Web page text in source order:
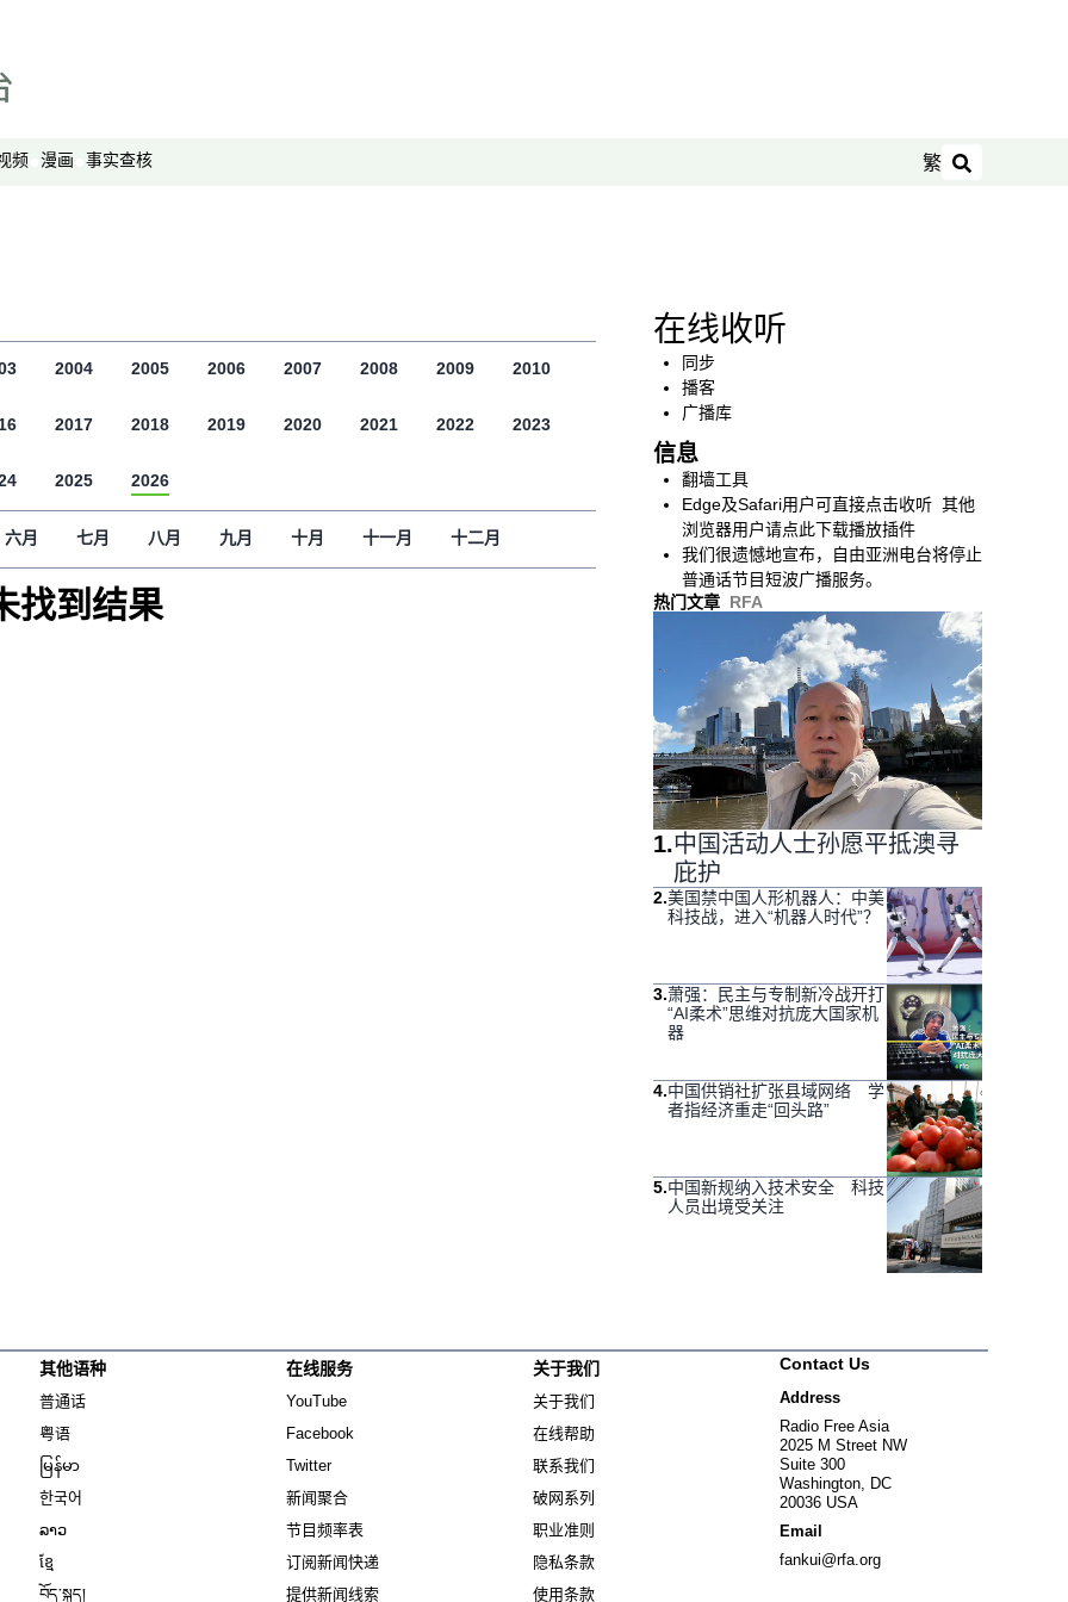
频 漫画 事实查核 繁
搜索
报导者时间
纵横大历史
解读新疆
财经时时听
2004 2005 2006 2007 2008 2009 2010
2017 2018 2019 2020 2021 2022 2023
2025 2026
六月 七月 八月 九月 十月 十一月 十二月
找到结果
在线收听
同步
播客
广播库
信息
翻墙工具
Edge及Safari用户可直接点击收听 其他
浏览器用户请点此下载播放插件
我们很遗憾地宣布，自由亚洲电台将停止
普通话节目短波广播服务。
热门文章 RFA
1.中国活动人士孙愿平抵澳寻
庇护
2.美国禁中国人形机器人：中美
科技战，进入“机器人时代”？
3.萧强：民主与专制新冷战开打
“AI柔术”思维对抗庞大国家机
器
4.中国供销社扩张县域网络 学
者指经济重走“回头路”
5.中国新规纳入技术安全 科技
人员出境受关注
其他语种
普通话
粤语
မြန်မာ
한국어
ລາວ
ខ្មែ
བོད་སྐད།
在线服务
YouTube
Facebook
Twitter
新闻聚合
节目频率表
订阅新闻快递
提供新闻线索
关于我们
关于我们
在线帮助
联系我们
破网系列
职业准则
隐私条款
使用条款
Contact Us
Address
Radio Free Asia
2025 M Street NW
Suite 300
Washington, DC
20036 USA
Email
fankui@rfa.org